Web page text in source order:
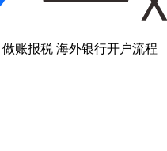
做账报税 海外银行开户流程